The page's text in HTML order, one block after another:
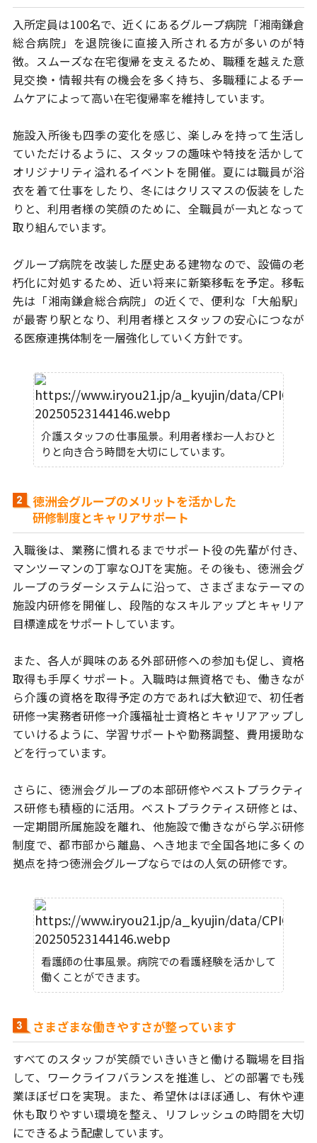
入所定員は100名で、近くにあるグループ病院「湘南鎌倉
総合病院」を退院後に直接入所される方が多いのが特
徴。スムーズな在宅復帰を支えるため、職種を越えた意
見交換・情報共有の機会を多く持ち、 多職種によるチー
ムケアによって高い在宅復帰率を維持しています。
施設入所後も四季の変化を感じ、楽しみを持って生活し
ていただけるように、 スタッフの趣味や特技を活かして
オリジナリティ溢れるイベントを開催。 夏には職員が浴
衣を着て仕事をしたり、冬にはクリスマスの仮装をした
りと、 利用者様の笑顔のために、全職員が一丸となって
取り組んでいます。
グループ病院を改装した歴史ある建物なので、設備の老
朽化に対処するため、 近い将来に新築移転を予定。移転
先は「湘南鎌倉総合病院」の近くで、 便利な「大船駅」
が最寄り駅となり、利用者様とスタッフの安心につなが
る医療連携体制を一層強化していく方針です。
介護スタッフの仕事風景。利用者様お一人おひと
りと向き合う時間を大切にしています。
徳洲会グループのメリットを活かした
研修制度とキャリアサポート
入職後は、業務に慣れるまでサポート役の先輩が付き、
マンツーマンの丁寧なOJTを実施。その後も、徳洲会グ
ループのラダーシステムに沿って、さまざまなテーマの
施設内研修を開催し、 段階的なスキルアップとキャリア
目標達成をサポートしています。
また、各人が興味のある外部研修への参加も促し、資格
取得も手厚くサポート。 入職時は無資格でも、働きなが
ら介護の資格を取得予定の方であれば大歓迎で、 初任者
研修→実務者研修→介護福祉士資格とキャリアアップし
ていけるように、 学習サポートや勤務調整、費用援助な
どを行っています。
さらに、徳洲会グループの本部研修やベストプラクティ
ス研修も積極的に活用。ベストプラクティス研修とは、
一定期間所属施設を離れ、 他施設で働きながら学ぶ研修
制度で、都市部から離島、へき地まで全国各地に多くの
拠点を持つ徳洲会グループならではの人気の研修です。
看護師の仕事風景。病院での看護経験を活かして
働くことができます。
さまざまな働きやすさが整っています
すべてのスタッフが笑顔でいきいきと働ける職場を目指
して、 ワークライフバランスを推進し、どの部署でも残
業ほぼゼロを実現。 また、希望休はほぼ通し、有休や連
休も取りやすい環境を整え、 リフレッシュの時間を大切
にできるよう配慮しています。